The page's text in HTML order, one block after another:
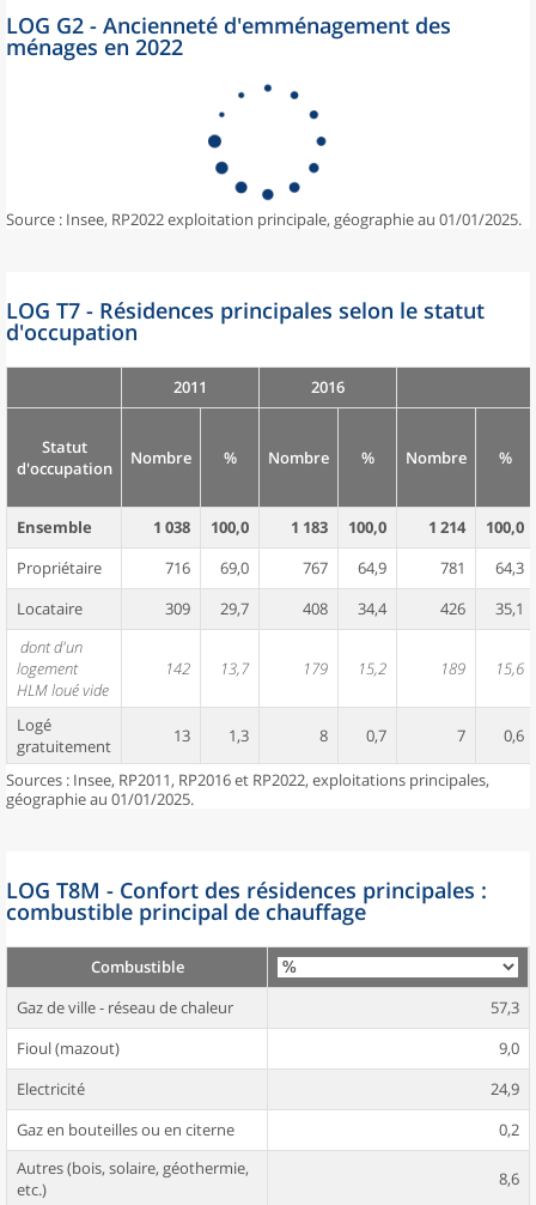
LOG G2 - Ancienneté d'emménagement des
ménages en 2022
Source : Insee, RP2022 exploitation principale, géographie au 01/01/2025.
LOG T7 - Résidences principales selon le statut
d'occupation
2011 2016
Statut
d'occupation
Nombre % Nombre % Nombre %
Ensemble 1 038 100,0 1 183 100,0 1 214
100,0
Propriétaire
716 69,0 767 64,9 781
64,3
Locataire
309 29,7 408 34,4 426
35,1
dont d'un
logement
HLM loué vide
142 13,7 179 15,2 189 15,6
Logé
gratuitement
13 1,3 8 0,7 7 0,6
Sources : Insee, RP2011, RP2016 et RP2022, exploitations principales,
géographie au 01/01/2025.
LOG T8M - Confort des résidences principales :
combustible principal de chauffage
Combustible
Gaz de ville - réseau de chaleur
57,3
Fioul (mazout)
9,0
Electricité
24,9
Gaz en bouteilles ou en citerne
0,2
Autres (bois, solaire, géothermie,
etc.)
8,6